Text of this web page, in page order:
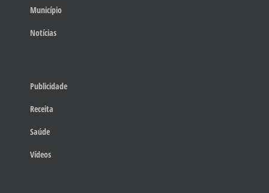
Município
Notícias
Publicidade
Receita
Saúde
Vídeos